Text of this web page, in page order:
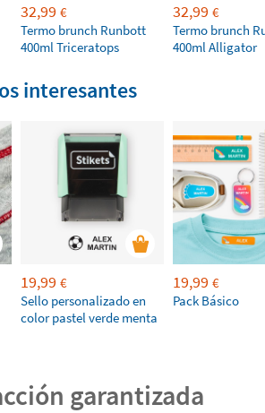
32,99 €
Termo brunch Runbott
400ml Triceratops
32,99 €
Termo brunch
400ml Alligator
interesantes
19,99 €
Sello personalizado en
color pastel verde menta
19,99 €
Pack Básico
garantizada